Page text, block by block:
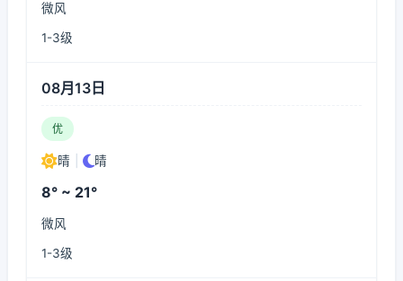
微风
1-3级
08月13日
优
晴 晴
8° ~ 21°
微风
1-3级